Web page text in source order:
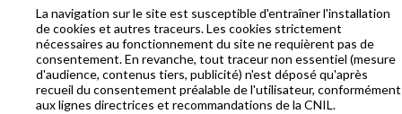
La navigation sur le site est susceptible d'entraîner l'installation
de cookies et autres traceurs. Les cookies strictement
nécessaires au fonctionnement du site ne requièrent pas de
consentement. En revanche, tout traceur non essentiel (mesure
d'audience, contenus tiers, publicité) n'est déposé qu'après
recueil du consentement préalable de l'utilisateur, conformément
aux lignes directrices et recommandations de la CNIL.